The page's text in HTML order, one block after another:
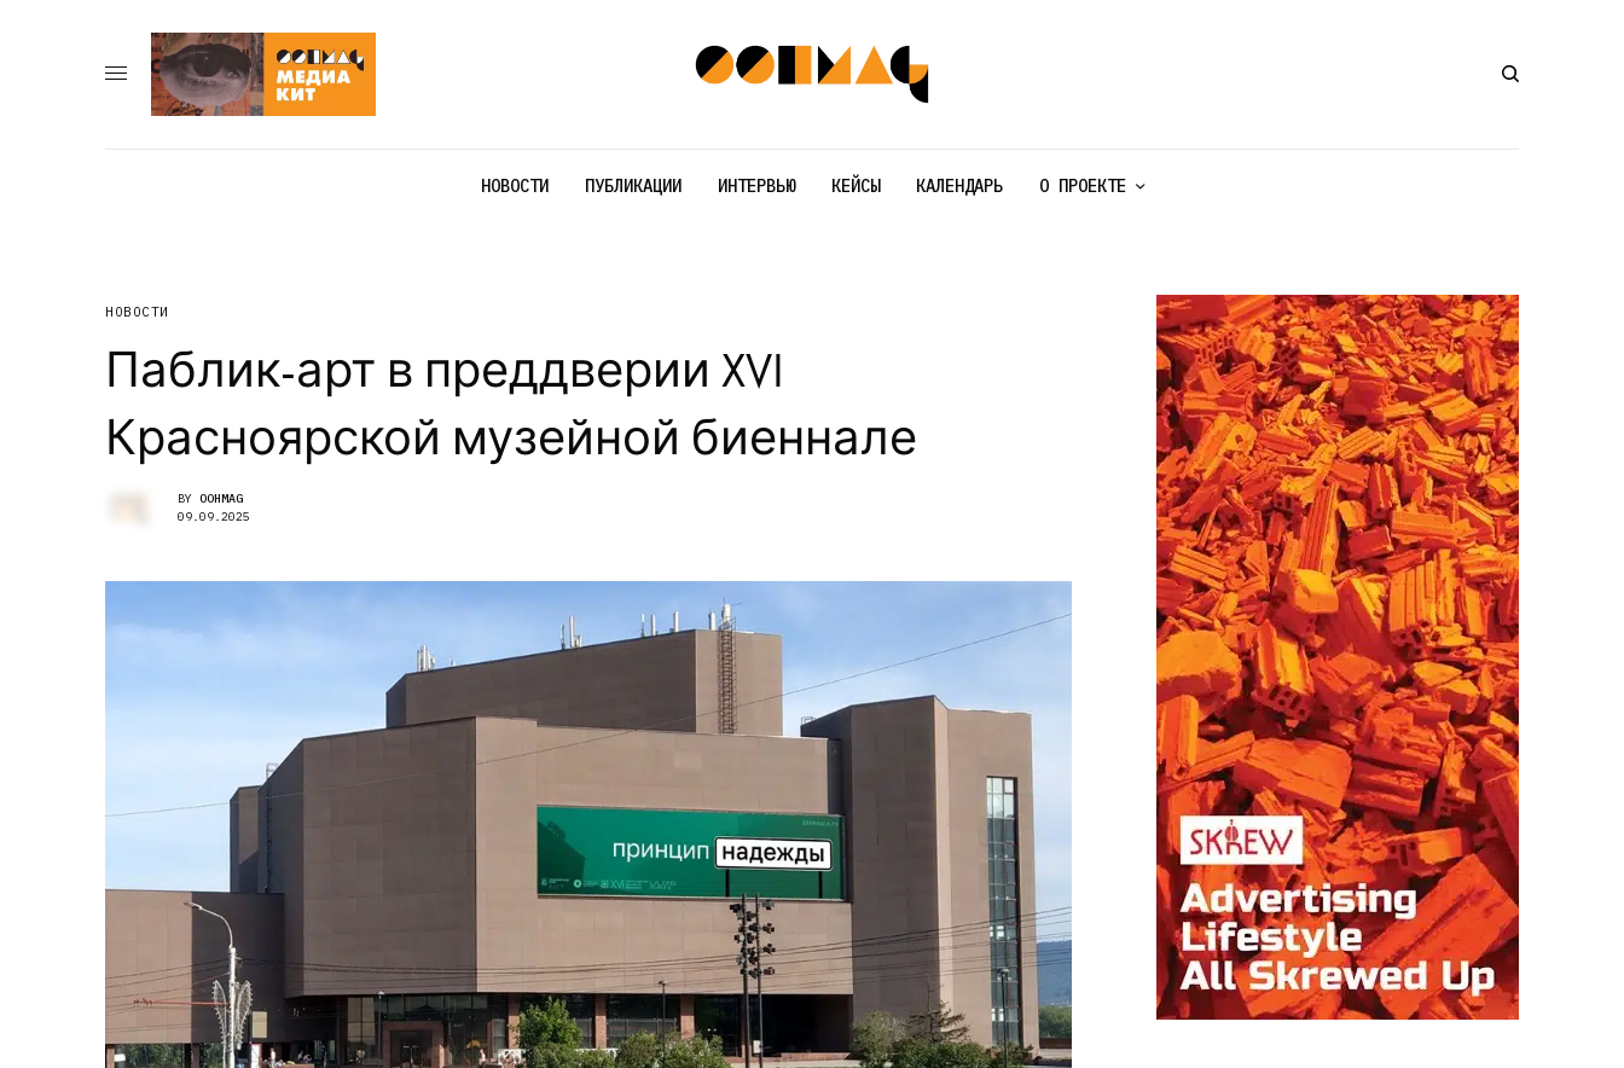
НОВОСТИ ПУБЛИКАЦИИ ИНТЕРВЬЮ КЕЙСЫ КАЛЕНДАРЬ О ПРОЕКТЕ
НОВОСТИ
Паблик-арт в преддверии XVI
Красноярской музейной биеннале
BY OOHMAG
09.09.2025